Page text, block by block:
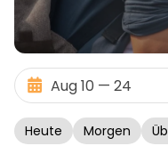
Heute Morgen